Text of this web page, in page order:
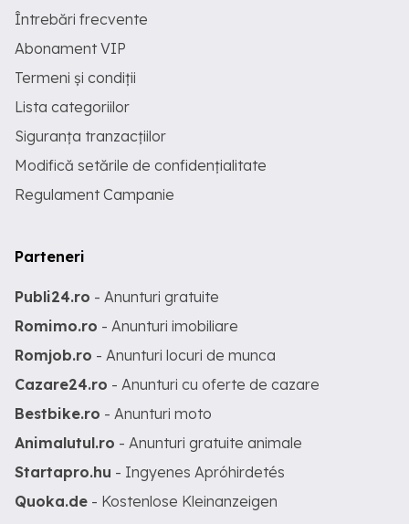
Întrebări frecvente
Abonament VIP
Termeni și condiții
Lista categoriilor
Siguranța tranzacțiilor
Modifică setările de confidențialitate
Regulament Campanie
Parteneri
Publi24.ro - Anunturi gratuite
Romimo.ro - Anunturi imobiliare
Romjob.ro - Anunturi locuri de munca
Cazare24.ro - Anunturi cu oferte de cazare
Bestbike.ro - Anunturi moto
Animalutul.ro - Anunturi gratuite animale
Startapro.hu - Ingyenes Apróhirdetés
Quoka.de - Kostenlose Kleinanzeigen